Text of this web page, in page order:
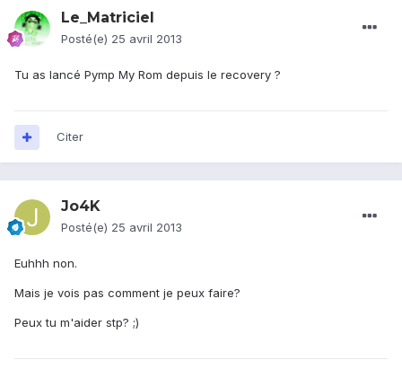
Le_Matriciel
Posté(e) 25 avril 2013
Tu as lancé Pymp My Rom depuis le recovery ?
Citer
Jo4K
Posté(e) 25 avril 2013
Euhhh non.
Mais je vois pas comment je peux faire?
Peux tu m'aider stp? ;)